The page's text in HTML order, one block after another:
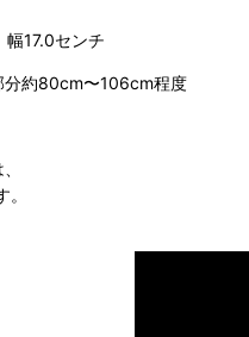
17.0センチ
分約80cm〜106cm程度